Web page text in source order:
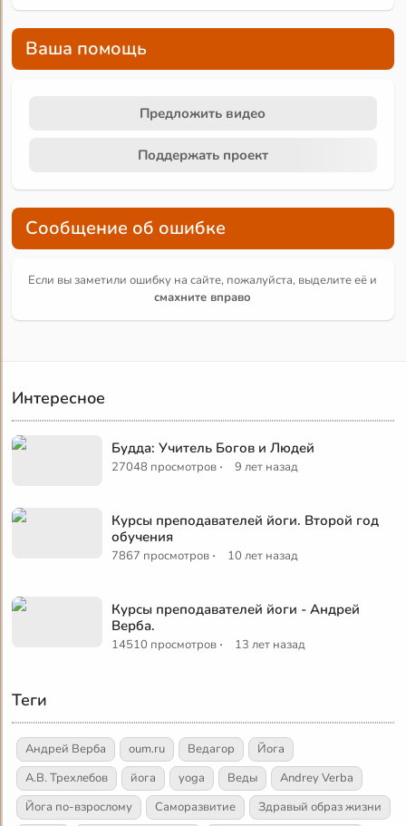
Ваша помощь
Предложить видео
Поддержать проект
Сообщение об ошибке
Если вы заметили ошибку на сайте, пожалуйста, выделите её и
смахните вправо
Интересное
Будда: Учитель Богов и Людей
27048 просмотров · 9 лет назад
Курсы преподавателей йоги. Второй год
обучения
7867 просмотров · 10 лет назад
Курсы преподавателей йоги - Андрей
Верба.
14510 просмотров · 13 лет назад
Теги
Андрей Верба oum.ru Ведагор
Йога
А.В. Трехлебов
йога yoga Веды
Andrey Verba
Йога по-взрослому
Саморазвитие
Здравый образ жизни